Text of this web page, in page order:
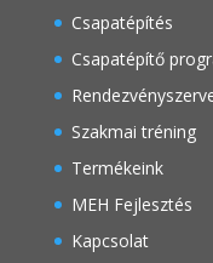
Csapatépítés
Csapatépítő
Szakmai tréning
Termékeink
MEH Fejlesztés
Kapcsolat